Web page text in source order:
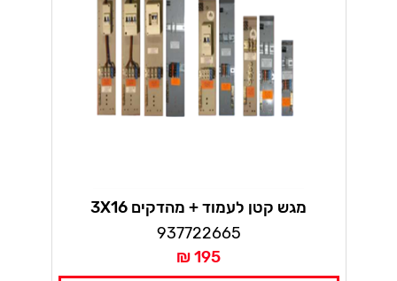
מגש קטן לעמוד + מהדקים 3X16
937722665
195 ₪